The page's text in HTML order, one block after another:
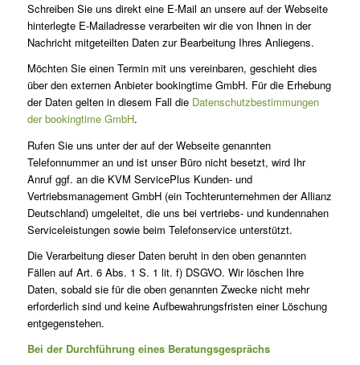
Schreiben Sie uns direkt eine E-Mail an unsere auf der Webseite
hinterlegte E-Mailadresse verarbeiten wir die von Ihnen in der
Nachricht mitgeteilten Daten zur Bearbeitung Ihres Anliegens.
Möchten Sie einen Termin mit uns vereinbaren, geschieht dies
über den externen Anbieter bookingtime GmbH. Für die Erhebung
der Daten gelten in diesem Fall die Datenschutzbestimmungen
der bookingtime GmbH.
Rufen Sie uns unter der auf der Webseite genannten
Telefonnummer an und ist unser Büro nicht besetzt, wird Ihr
Anruf ggf. an die KVM ServicePlus Kunden- und
Vertriebsmanagement GmbH (ein Tochterunternehmen der Allianz
Deutschland) umgeleitet, die uns bei vertriebs- und kundennahen
Serviceleistungen sowie beim Telefonservice unterstützt.
Die Verarbeitung dieser Daten beruht in den oben genannten
Fällen auf Art. 6 Abs. 1 S. 1 lit. f) DSGVO. Wir löschen Ihre
Daten, sobald sie für die oben genannten Zwecke nicht mehr
erforderlich sind und keine Aufbewahrungsfristen einer Löschung
entgegenstehen.
Bei der Durchführung eines Beratungsgesprächs